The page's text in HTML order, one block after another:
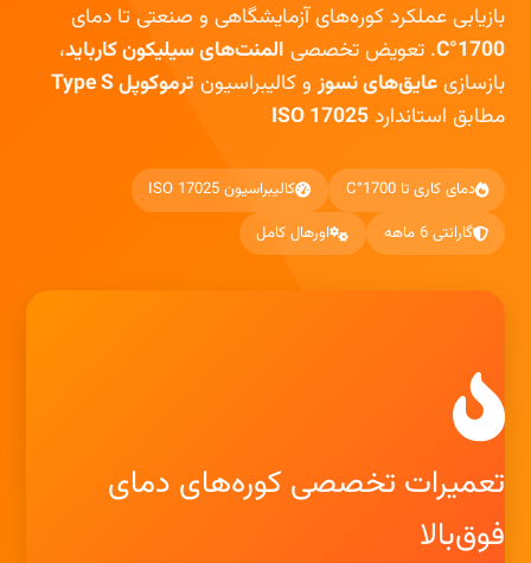
بازیابی عملکرد کوره‌های آزمایشگاهی و صنعتی تا دمای
1700°C
. تعویض تخصصی المنت‌های سیلیکون کارباید،
بازسازیعایق‌های نسوزو کالیبراسیون ترموکوپل Type S
مطابق استانداردISO 17025
دمای کاری تا 1700°C
کالیبراسیون ISO 17025
گارانتی 6 ماهه
اورهال کامل
تعمیرات تخصصی کوره‌های دمای
فوق‌بالا